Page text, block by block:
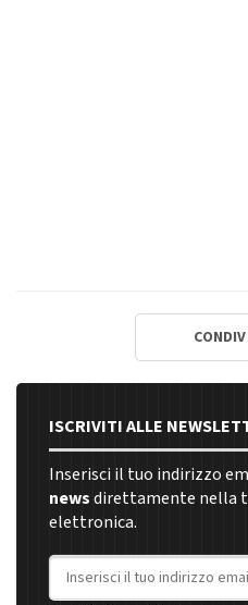
ISCRIVITI ALLE
Inserisci il tuo indirizzo
newsdirettamente nella
elettronica.
Indirizzo email